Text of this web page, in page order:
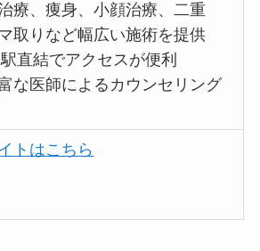
療、痩身、小顔治療、二重
取りなど幅広い施術を提供
直結でアクセスが便利
な医師によるカウンセリング
トはこちら